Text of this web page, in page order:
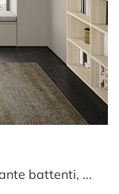
Se cerchi armadi per mansarde con ante battenti, clicca e scopri l'armadio Mansardato U126 di Colombini Casa in melaminico.